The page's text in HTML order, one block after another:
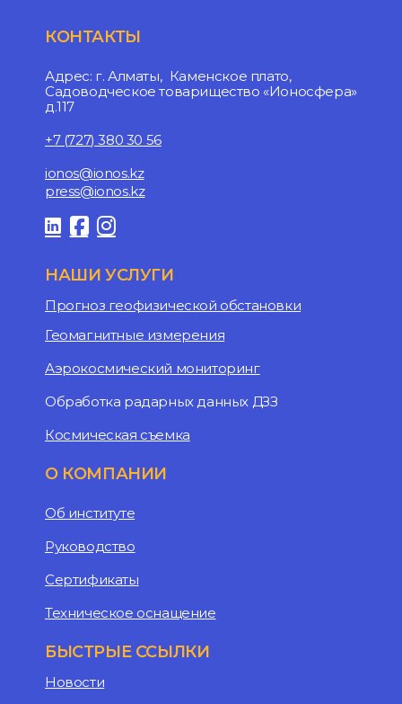
КОНТАКТЫ
Адрес: г. Алматы, Каменское плато,
Садоводческое товарищество «Ионосфера»
д.117
+7 (727) 380 30 56
ionos@ionos.kz
press@ionos.kz
НАШИ УСЛУГИ
Прогноз геофизической обстановки
Геомагнитные измерения
Аэрокосмический мониторинг
Обработка радарных данных ДЗЗ
Космическая съемка
О КОМПАНИИ
Об институте
Руководство
Сертификаты
Техническое оснащение
БЫСТРЫЕ ССЫЛКИ
Новости